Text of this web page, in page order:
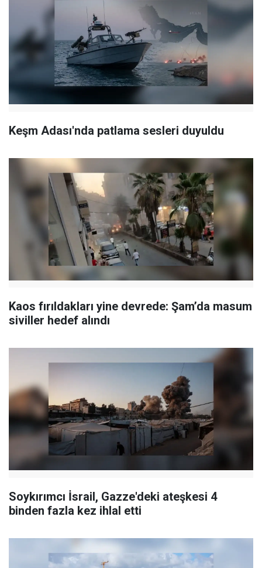
Keşm Adası'nda patlama sesleri duyuldu
Kaos fırıldakları yine devrede: Şam’da masum
siviller hedef alındı
Soykırımcı İsrail, Gazze'deki ateşkesi 4
binden fazla kez ihlal etti